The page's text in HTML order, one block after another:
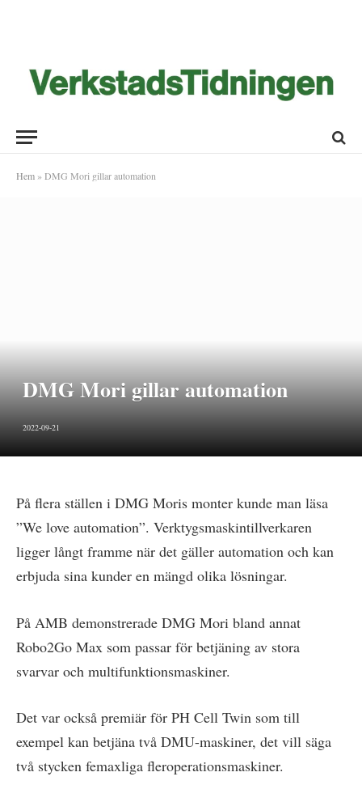
Hem » DMG Mori gillar automation
DMG Mori gillar automation
2022-09-21
På flera ställen i DMG Moris monter kunde man läsa
”We love automation”. Verktygsmaskintillverkaren
ligger långt framme när det gäller automation och kan
erbjuda sina kunder en mängd olika lösningar.
På AMB demonstrerade DMG Mori bland annat
Robo2Go Max som passar för betjäning av stora
svarvar och multifunktionsmaskiner.
Det var också premiär för PH Cell Twin som till
exempel kan betjäna två DMU-maskiner, det vill säga
två stycken femaxliga fleroperationsmaskiner.